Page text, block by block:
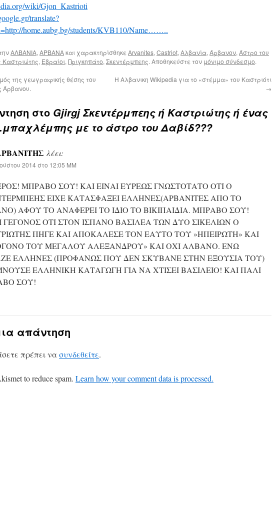
wiki/Gjon_Kastrioti
translate?
home.aubg.bg/students/KVB110/Name……..
ΑΛΒΑΝΙΑ, ΑΡΒΑΝΑκαι χαρακτηρίσθηκε Arvanites, Castriot, Αλβανία, Άρβανον, Άστρο του
Καστριώτης, Εβραίοι, Πριγκηπάτο, Σκεντέρμπεης. Αποθηκεύστε τον μόνιμο σύνδεσμο.
της γεωγραφικής θέσης του
Άρβανου.
Η Αλβανικη Wikipedia για το «στέμμα» του Καστριότι
→
στο Gjirgj Σκεντέρμπεης ή Καστριώτης ή ένας
με το άστρο του Δαβίδ???
λέει:
2014 στο 12:05 ΜΜ
ΜΠΡΑΒΟ ΣΟΥ! ΚΑΙ ΕΙΝΑΙ ΕΥΡΕΩΣ ΓΝΩΣΤΟΤΑΤΟ ΟΤΙ Ο
ΕΙΧΕ ΚΑΤΑΣΦΑΞΕΙ ΕΛΛΗΝΕΣ(ΑΡΒΑΝΙΤΕΣ ΑΠΟ ΤΟ
ΑΦΟΥ ΤΟ ΑΝΑΦΕΡΕΙ ΤΟ ΙΔΙΟ ΤΟ ΒΙΚΙΠΑΙΔΙΑ. ΜΠΡΑΒΟ ΣΟΥ!
ΓΕΓΟΝΟΣ ΟΤΙ ΣΤΟΝ ΙΣΠΑΝΟ ΒΑΣΙΛΕΑ ΤΩΝ ΔΥΟ ΣΙΚΕΛΙΩΝ Ο
ΠΗΓΕ ΚΑΙ ΑΠΟΚΑΛΕΣΕ ΤΟΝ ΕΑΥΤΟ ΤΟΥ »ΗΠΕΙΡΩΤΗ» ΚΑΙ
ΤΟΥ ΜΕΓΑΛΟΥ ΑΛΕΞΑΝΔΡΟΥ» ΚΑΙ ΟΧΙ ΑΛΒΑΝΟ. ΕΝΩ
ΕΛΛΗΝΕΣ (ΠΡΟΦΑΝΩΣ ΠΟΥ ΔΕΝ ΣΚΥΒΑΝΕ ΣΤΗΝ ΕΞΟΥΣΙΑ ΤΟΥ)
ΕΛΛΗΝΙΚΗ ΚΑΤΑΓΩΓΗ ΓΙΑ ΝΑ ΧΤΙΣΕΙ ΒΑΣΙΛΕΙΟ! ΚΑΙ ΠΑΛΙ
ΣΟΥ!
απάντηση
πρέπει νασυνδεθείτε.
to reduce spam. Learn how your comment data is processed.